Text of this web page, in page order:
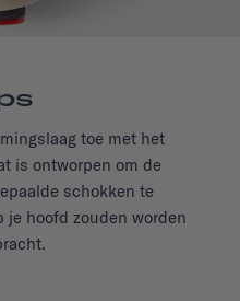
toe met het
is ontworpen om de
schokken te
je hoofd zouden worden